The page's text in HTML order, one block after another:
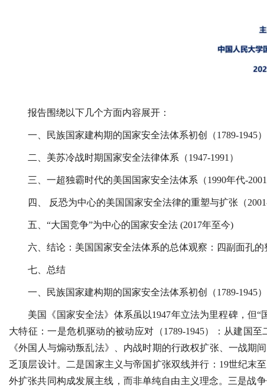
报告围绕以下几个方面内容展开：
一、民族国家建构期的国家安全法体系初创（1789-1945）
二、美苏冷战时期国家安全法律体系（1947-1991）
三、一超独霸时代的美国国家安全法体系（1990年代-2001
四、 反恐为中心的美国国家安全法律的重塑与扩张（2001-
五、“大国竞争”为中心的国家安全法 (2017年至今)
六、结论：美国国家安全法体系的总体观察：四副面孔的
七、总结
一、民族国家建构期的国家安全法体系初创（1789-1945）
美国《国家安全法》体系虽以1947年立法为里程碑，但
大特征：一是危机驱动的被动应对（1789-1945）：从建国
《外国人与煽动叛乱法》、内战时期的行政权扩张、一战期
乏顶层设计。二是国家主义与帝国扩张双线并行：19世纪末
外扩张共同构成发展主线，而非单纯自由主义理念。三是战